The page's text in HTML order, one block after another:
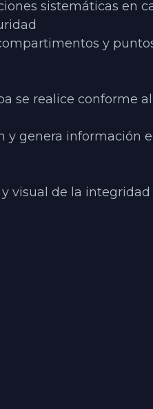
sistemáticas en
y
se realice conforme
y genera información
visual de la integridad